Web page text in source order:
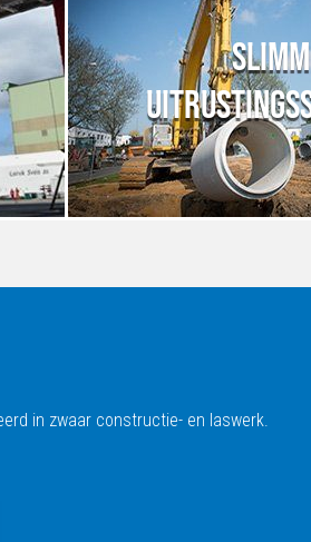
in zwaar constructie- en laswerk.